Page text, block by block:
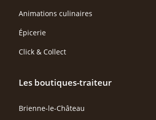
Animations culinaires
Épicerie
Click & Collect
Les boutiques-traiteur
Brienne-le-Château